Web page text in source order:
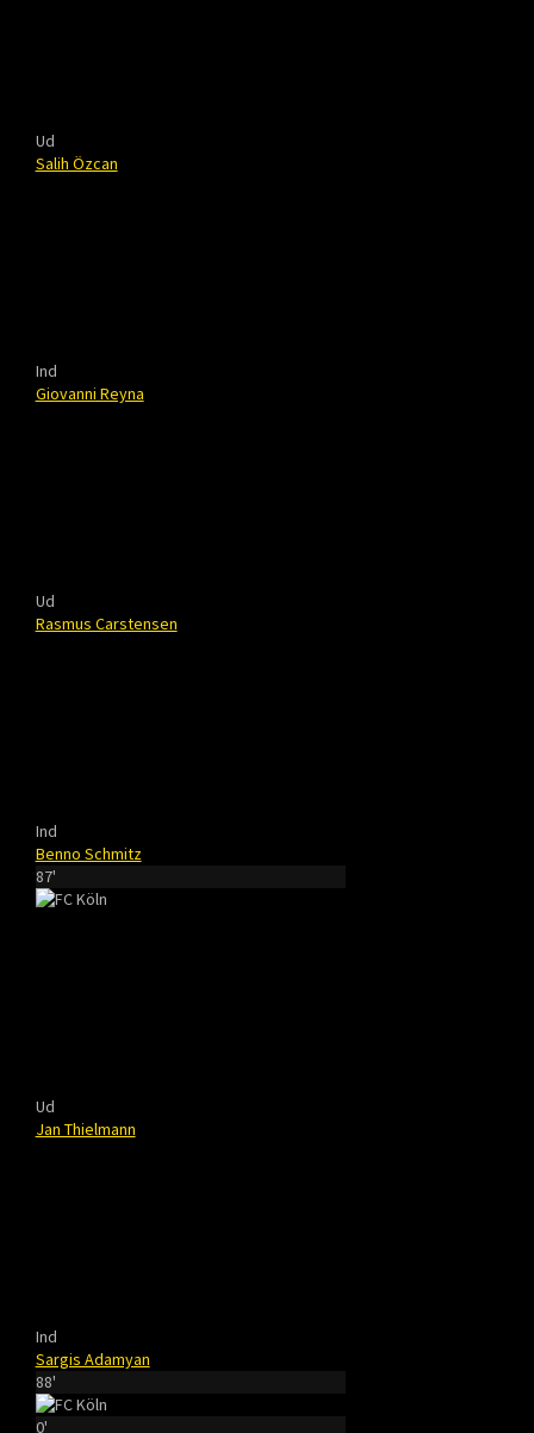
Ud
Salih Özcan
Ind
Giovanni Reyna
Ud
Rasmus Carstensen
Ind
Benno Schmitz
87'
Ud
Jan Thielmann
Ind
Sargis Adamyan
88'
0'